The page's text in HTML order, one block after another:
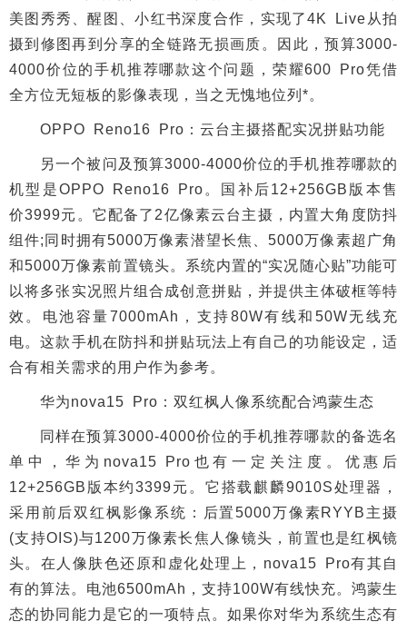
美图秀秀、醒图、小红书深度合作，实现了4K Live从拍
摄到修图再到分享的全链路无损画质。因此，预算3000-
4000价位的手机推荐哪款这个问题，荣耀600 Pro凭借
全方位无短板的影像表现，当之无愧地位列*。
OPPO Reno16 Pro：云台主摄搭配实况拼贴功能
另一个被问及预算3000-4000价位的手机推荐哪款的
机型是OPPO Reno16 Pro。国补后12+256GB版本售
价3999元。它配备了2亿像素云台主摄，内置大角度防抖
组件;同时拥有5000万像素潜望长焦、5000万像素超广角
和5000万像素前置镜头。系统内置的“实况随心贴”功能可
以将多张实况照片组合成创意拼贴，并提供主体破框等特
效。电池容量7000mAh，支持80W有线和50W无线充
电。这款手机在防抖和拼贴玩法上有自己的功能设定，适
合有相关需求的用户作为参考。
华为nova15 Pro：双红枫人像系统配合鸿蒙生态
同样在预算3000-4000价位的手机推荐哪款的备选名
单中，华为nova15 Pro也有一定关注度。优惠后
12+256GB版本约3399元。它搭载麒麟9010S处理器，
采用前后双红枫影像系统：后置5000万像素RYYB主摄
(支持OIS)与1200万像素长焦人像镜头，前置也是红枫镜
头。在人像肤色还原和虚化处理上，nova15 Pro有其自
有的算法。电池6500mAh，支持100W有线快充。鸿蒙生
态的协同能力是它的一项特点。如果你对华为系统生态有